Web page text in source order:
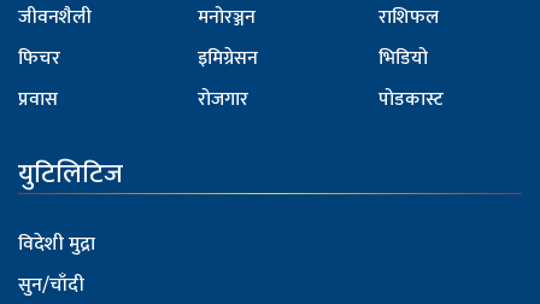
जीवनशैली
फिचर
प्रवास
मनोरञ्जन
इमिग्रेसन
रोजगार
राशिफल
भिडियो
पोडकास्ट
युटिलिटिज
विदेशी मुद्रा
सुन/चाँदी